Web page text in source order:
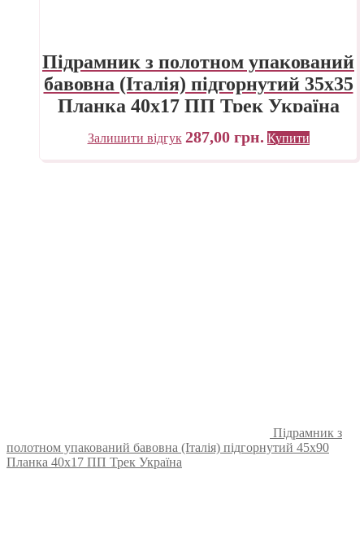
Підрамник з полотном упакований
бавовна (Італія) підгорнутий 35х35
Планка 40х17 ПП Трек Україна
Залишити відгук 287,00 грн. Купити
Підрамник з
полотном упакований бавовна (Італія) підгорнутий 45х90
Планка 40х17 ПП Трек Україна